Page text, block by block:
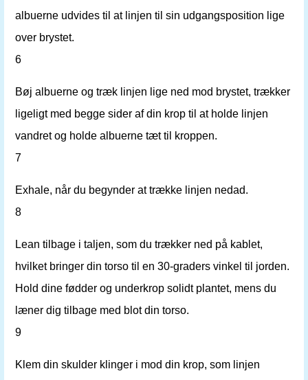
albuerne udvides til at linjen til sin udgangsposition lige
over brystet.
6
Bøj albuerne og træk linjen lige ned mod brystet, trækker
ligeligt med begge sider af din krop til at holde linjen
vandret og holde albuerne tæt til kroppen.
7
Exhale, når du begynder at trække linjen nedad.
8
Lean tilbage i taljen, som du trækker ned på kablet,
hvilket bringer din torso til en 30-graders vinkel til jorden.
Hold dine fødder og underkrop solidt plantet, mens du
læner dig tilbage med blot din torso.
9
Klem din skulder klinger i mod din krop, som linjen